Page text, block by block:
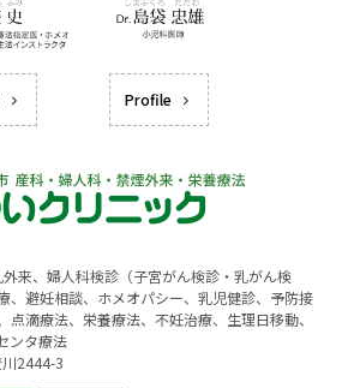
Profile
来、婦人科検診（子宮がん検診・乳がん検
、避妊相談、ホメオパシー、乳児健診、予防接
滴療法、栄養療法、不妊治療、生理日移動、
ンタ療法
2444-3